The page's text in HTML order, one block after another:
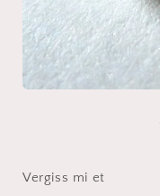
Vergiss mi et